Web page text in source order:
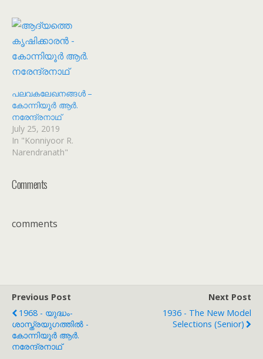
പലവകലേഖനങ്ങൾ –
കോന്നിയൂർ ആർ.
നരേന്ദ്രനാഥ്
July 25, 2019
In "Konniyoor R.
Narendranath"
Comments
comments
Previous Post
1968 - യുദ്ധം-
ശാസ്ത്രയുഗത്തിൽ -
കോന്നിയൂർ ആർ.
നരേന്ദ്രനാഥ്
Next Post
1936 - The New Model
Selections (Senior)